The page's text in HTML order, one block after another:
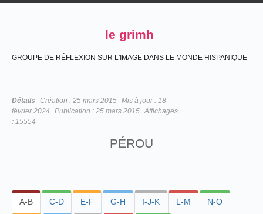
le grimh
GROUPE DE RÉFLEXION SUR L'IMAGE DANS LE MONDE HISPANIQUE
Détails Création : 25 mars 2015 Mis à jour : 18
février 2024
Publication : 25 mars 2015 Affichages
: 15554
PÉROU
A-B C-D E-F G-H I-J-K L-M N-O